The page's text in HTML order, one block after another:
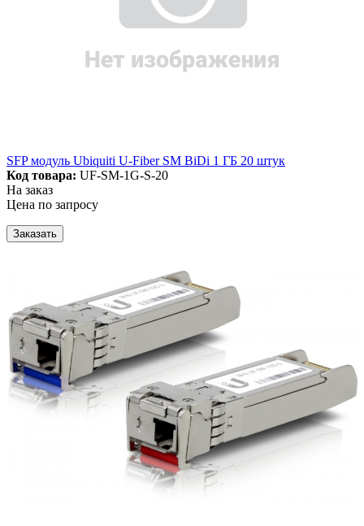
SFP модуль Ubiquiti U-Fiber SM BiDi 1 ГБ 20 штук
Код товара: UF-SM-1G-S-20
На заказ
Цена по запросу
Заказать